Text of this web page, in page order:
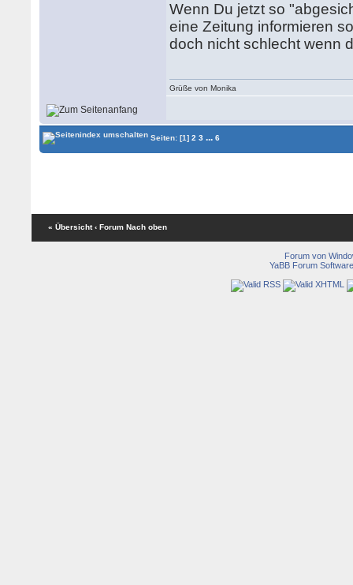
Wenn Du jetzt so
eine Zeitung informieren
doch nicht schlecht wenn
Grüße von Monika
Seiten:[1] 2 3 ... 6
« Übersicht ‹ Forum Nach oben
Forum von
YaBB Forum Software